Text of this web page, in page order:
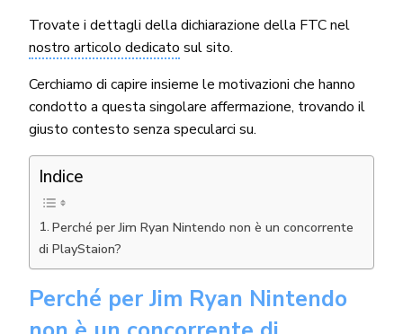
Trovate i dettagli della dichiarazione della FTC nel
nostro articolo dedicato sul sito.
Cerchiamo di capire insieme le motivazioni che hanno
condotto a questa singolare affermazione, trovando il
giusto contesto senza specularci su.
Indice
Perché per Jim Ryan Nintendo non è un concorrente
di PlayStaion?
Perché per Jim Ryan Nintendo